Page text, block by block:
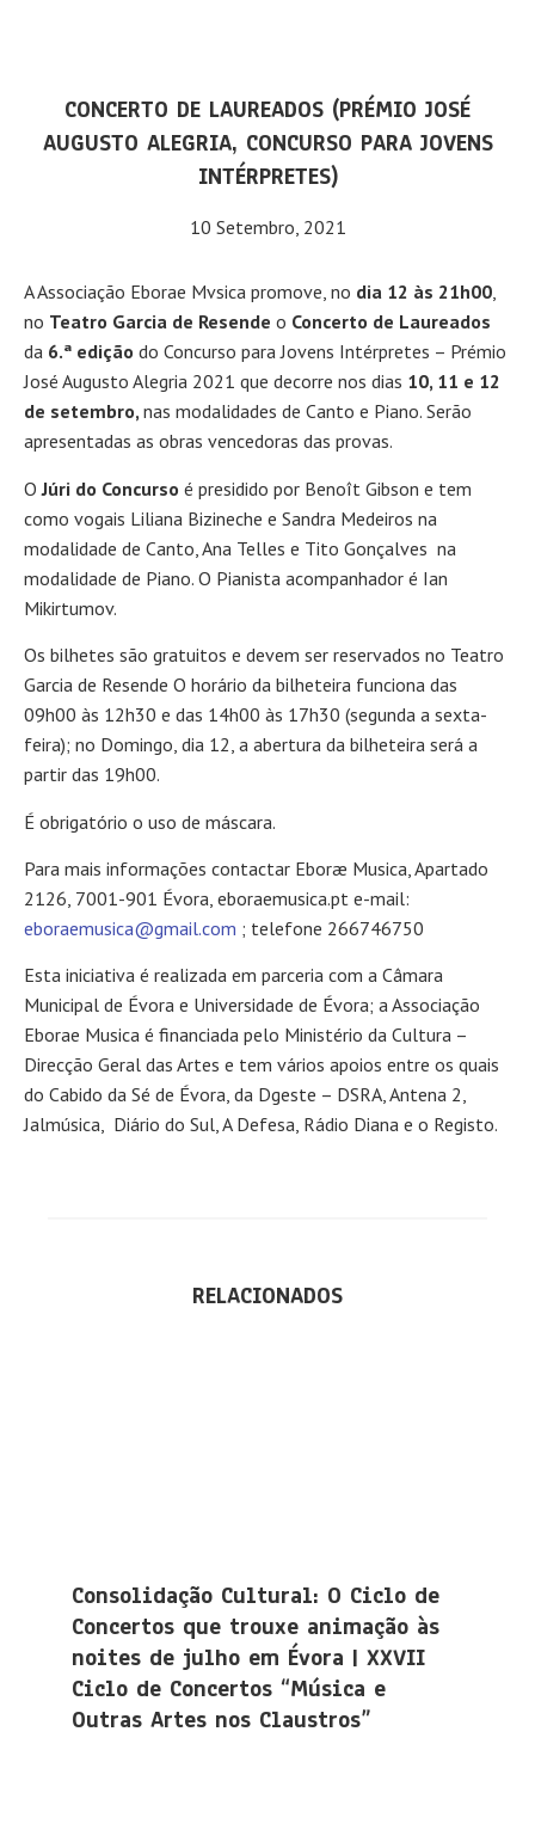
CONCERTO DE LAUREADOS (PRÉMIO JOSÉ
AUGUSTO ALEGRIA, CONCURSO PARA JOVENS
INTÉRPRETES)
10 Setembro, 2021
A Associação Eborae Mvsica promove, no dia 12 às 21h00,
no Teatro Garcia de Resende o Concerto de Laureados
da 6.ª edição do Concurso para Jovens Intérpretes – Prémio
José Augusto Alegria 2021 que decorre nos dias 10, 11 e 12
de setembro, nas modalidades de Canto e Piano. Serão
apresentadas as obras vencedoras das provas.
OJúri do Concurso é presidido por Benoît Gibson e tem
como vogais Liliana Bizineche e Sandra Medeiros na
modalidade de Canto, Ana Telles e Tito Gonçalves na
modalidade de Piano. O Pianista acompanhador é Ian
Mikirtumov.
Os bilhetes são gratuitos e devem ser reservados no Teatro
Garcia de Resende O horário da bilheteira funciona das
09h00 às 12h30 e das 14h00 às 17h30 (segunda a sexta-
feira); no Domingo, dia 12, a abertura da bilheteira será a
partir das 19h00.
É obrigatório o uso de máscara.
Para mais informações contactar Eboræ Musica, Apartado
2126, 7001-901 Évora, eboraemusica.pt e-mail:
eboraemusica@gmail.com ; telefone 266746750
Esta iniciativa é realizada em parceria com a Câmara
Municipal de Évora e Universidade de Évora; a Associação
Eborae Musica é financiada pelo Ministério da Cultura –
Direcção Geral das Artes e tem vários apoios entre os quais
do Cabido da Sé de Évora, da Dgeste – DSRA, Antena 2,
Jalmúsica, Diário do Sul, A Defesa, Rádio Diana e o Registo.
RELACIONADOS
Consolidação Cultural: O Ciclo de
Concertos que trouxe animação às
noites de julho em Évora | XXVII
Ciclo de Concertos “Música e
Outras Artes nos Claustros”